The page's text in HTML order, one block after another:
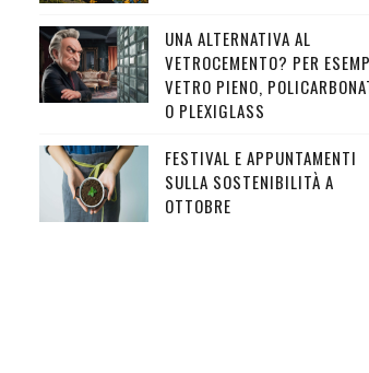
UNA ALTERNATIVA AL
VETROCEMENTO? PER
VETRO PIENO,
O PLEXIGLASS
FESTIVAL E APPUNTAMENTI
SULLA SOSTENIBILITÀ A
OTTOBRE